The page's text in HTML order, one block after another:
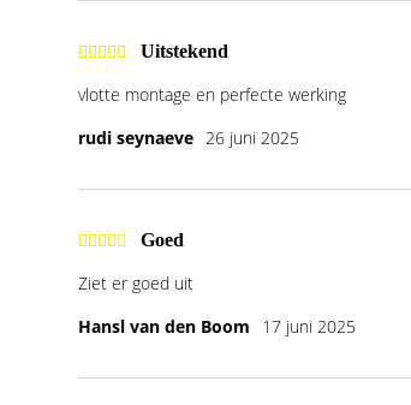
Uitstekend
vlotte montage en perfecte werking
rudi seynaeve 26 juni 2025
Goed
Ziet er goed uit
Hansl van den Boom
17 juni 2025